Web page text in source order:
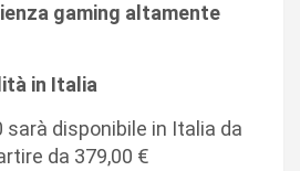
gaming altamente
in Italia
sarà disponibile in Italia da
da 379,00 €